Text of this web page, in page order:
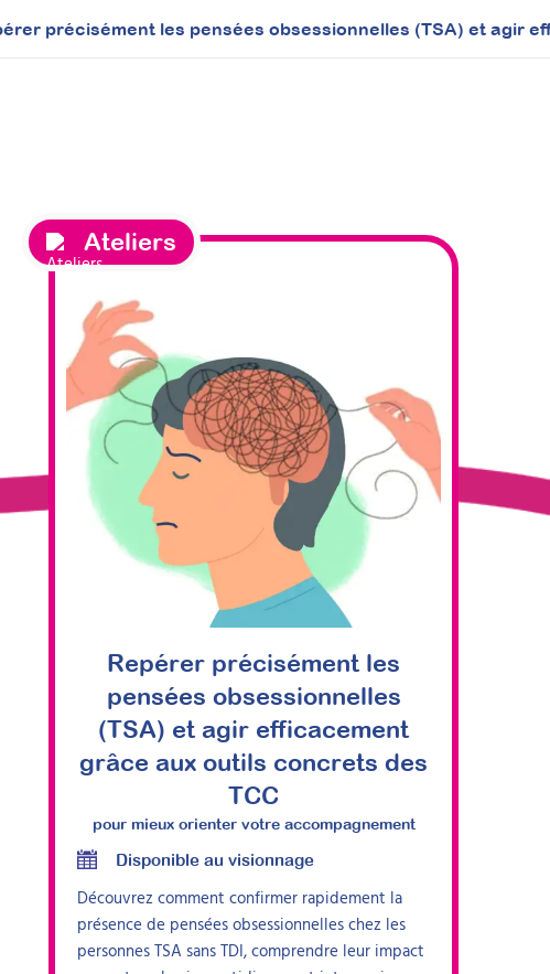
Ateliers
Repérer précisément les
pensées obsessionnelles
(TSA) et agir efficacement
grâce aux outils concrets des
TCC
pour mieux orienter votre accompagnement
Disponible au visionnage
Découvrez comment confirmer rapidement la
présence de pensées obsessionnelles chez les
personnes TSA sans TDI, comprendre leur impact